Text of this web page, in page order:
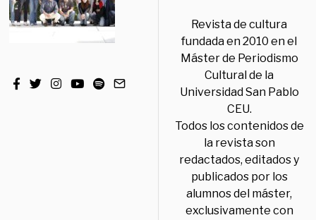
Revista de cultura
fundada en 2010 en el
Máster de Periodismo
Cultural de la
Universidad San Pablo
CEU.
Todos los contenidos de
la revista son
redactados, editados y
publicados por los
alumnos del máster,
exclusivamente con